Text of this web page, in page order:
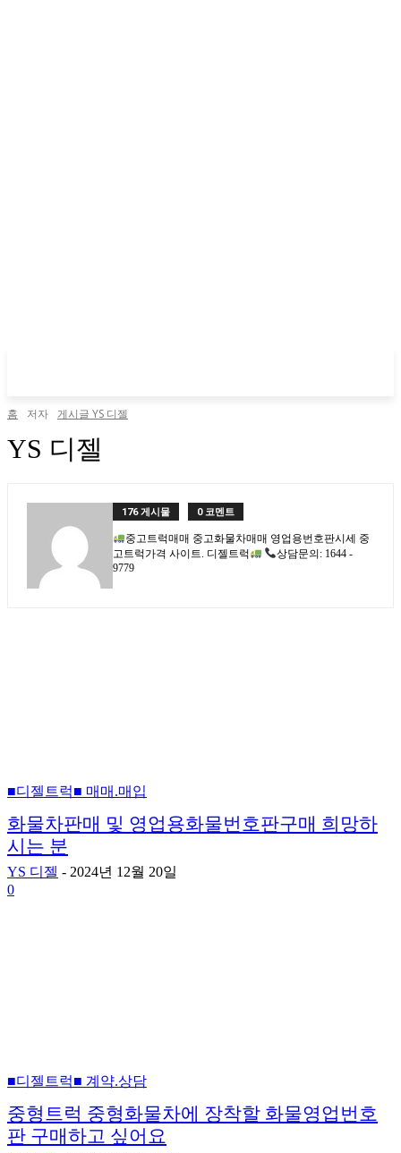
홈 저자 게시글 YS 디젤
YS 디젤
176 게시물 0 코멘트
중고트럭매매 중고화물차매매 영업용번호판시세 중
고트럭가격 사이트. 디젤트럭
상담문의: 1644 -
9779
■디젤트럭■ 매매.매입
화물차판매 및 영업용화물번호판구매 희망하
시는 분
YS 디젤 - 2024년 12월 20일
0
■디젤트럭■ 계약.상담
중형트럭 중형화물차에 장착할 화물영업번호
판 구매하고 싶어요